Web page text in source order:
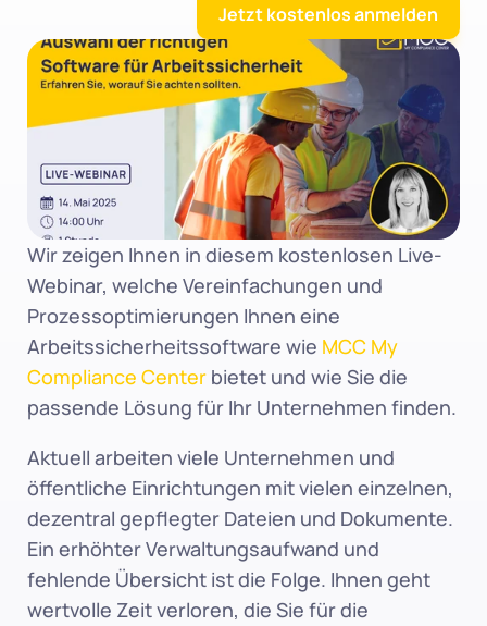
Jetzt kostenlos anmelden
Wir zeigen Ihnen in diesem kostenlosen Live-
Webinar, welche Vereinfachungen und
Prozessoptimierungen Ihnen eine
Arbeitssicherheitssoftware wie MCC My
Compliance Center bietet und wie Sie die
passende Lösung für Ihr Unternehmen finden.
Aktuell arbeiten viele Unternehmen und
öffentliche Einrichtungen mit vielen einzelnen,
dezentral gepflegter Dateien und Dokumente.
Ein erhöhter Verwaltungsaufwand und
fehlende Übersicht ist die Folge. Ihnen geht
wertvolle Zeit verloren, die Sie für die